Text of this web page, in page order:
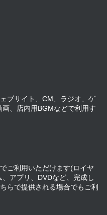
ブサイト、CM、ラジオ、ゲ
、店内用BGMなどで利用す
ご利用いただけます(ロイヤ
アプリ、DVDなど、完成し
らで提供される場合でもご利